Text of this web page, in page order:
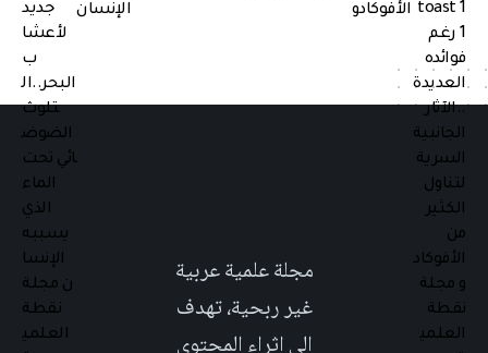
الأفوكادو
الإنسان
مجلة علمية عربية
غير ربحية، تهدف